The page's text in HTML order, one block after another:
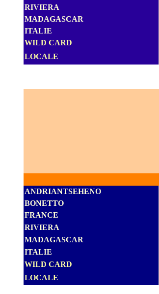
RIVIERA
MADAGASCAR
ITALIE
WILD CARD
LOCALE
ANDRIANTSEHENO
BONETTO
FRANCE
RIVIERA
MADAGASCAR
ITALIE
WILD CARD
LOCALE